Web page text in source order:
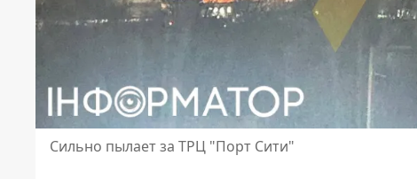
Сильно пылает за ТРЦ "Порт Сити"